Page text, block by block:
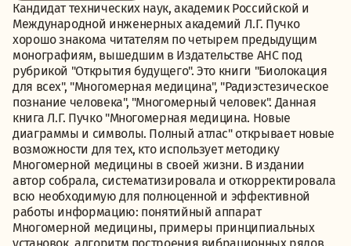
Кандидат технических наук, академик Российской и
Международной инженерных академий Л.Г. Пучко
хорошо знакома читателям по четырем предыдущим
монографиям, вышедшим в Издательстве АНС под
рубрикой "Открытия будущего". Это книги "Биолокация
для всех", "Многомерная медицина", "Радиэстезическое
познание человека", "Многомерный человек". Данная
книга Л.Г. Пучко "Многомерная медицина. Новые
диаграммы и символы. Полный атлас" от­крывает новые
возможности для тех, кто использует методику
Многомерной медицины в своей жизни. В издании
автор собрала, систематизировала и откорректировала
всю необходимую для полно­ценной и эффективной
работы информацию: понятийный аппарат
Многомерной медицины, примеры принципиальных